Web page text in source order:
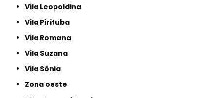
Vila Leopoldina
Vila Pirituba
Vila Romana
Vila Suzana
Vila Sônia
Zona oeste